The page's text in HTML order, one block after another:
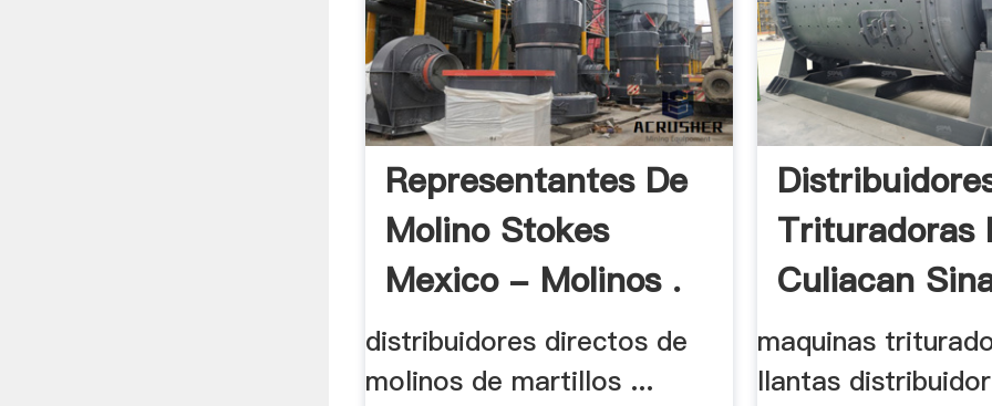
Representantes De
Molino Stokes
Mexico - Molinos .
distribuidores directos de
molinos de martillos ...
Trituradoras
Culiacan
maquinas
llantas